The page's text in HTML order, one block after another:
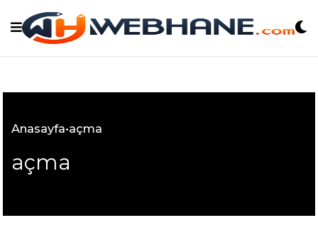
content
Anasayfa•açma
açma